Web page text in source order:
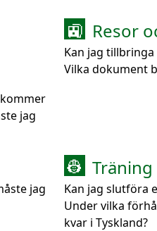
jag
🚉 Resor
Kan jag
Vilka dokument
jag
👷 Träning
Kan jag slutföra
Under vilka
kvar i Tyskland?